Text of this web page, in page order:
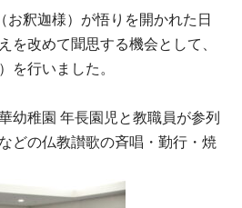
お釈迦様）が悟りを開かれた日
を改めて聞思する機会として、
を行いました。
幼稚園 年長園児と教職員が参列
どの仏教讃歌の斉唱・勤行・焼